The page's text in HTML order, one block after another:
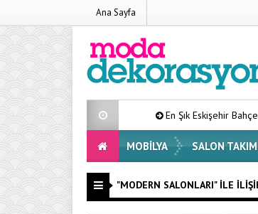
Ana Sayfa
En Şık Eskişehir Bahçe
MOBILYA SALON
"MODERN SALONLARI" ILE